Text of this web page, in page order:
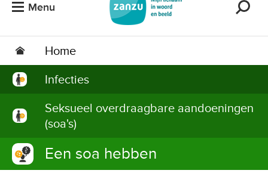
Menu
Home
Infecties
Seksueel overdraagbare aandoeningen
(soa's)
Een soa hebben